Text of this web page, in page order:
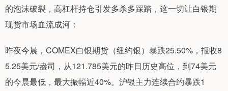
的泡沫破裂，高杠杆持仓引发多杀多踩踏，这一切让白银期
现货市场血流成河：
昨夜今晨，COMEX白银期货（纽约银）暴跌25.50%，报收8
5.25美元/盎司，从121.785美元的昨日历史高位，到74美元
的今晨最低，最大振幅近40%。沪银主力连续合约暴跌1